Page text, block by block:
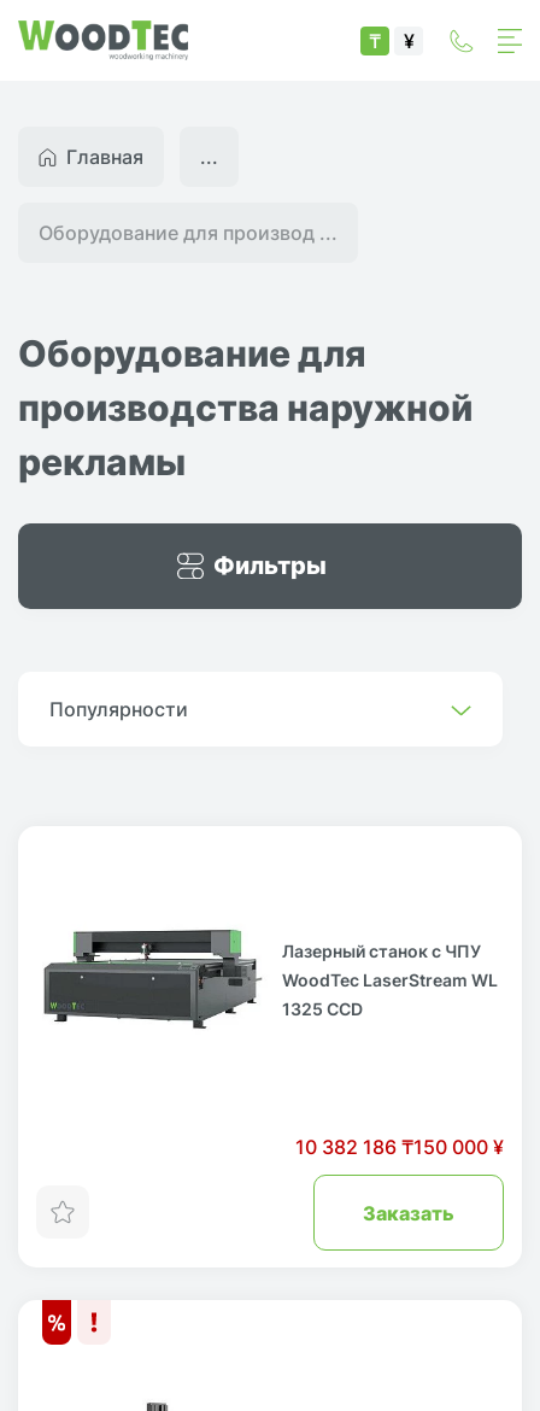
₸ ¥
Главная
Оборудование для производ ...
...
Оборудование для
производства наружной
рекламы
Фильтры
Популярности
Лазерный станок с ЧПУ
WoodTec LaserStream WL
1325 CCD
10 382 186 ₸150 000 ¥
Заказать